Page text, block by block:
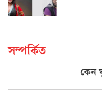
সম্পর্কিত
কেন